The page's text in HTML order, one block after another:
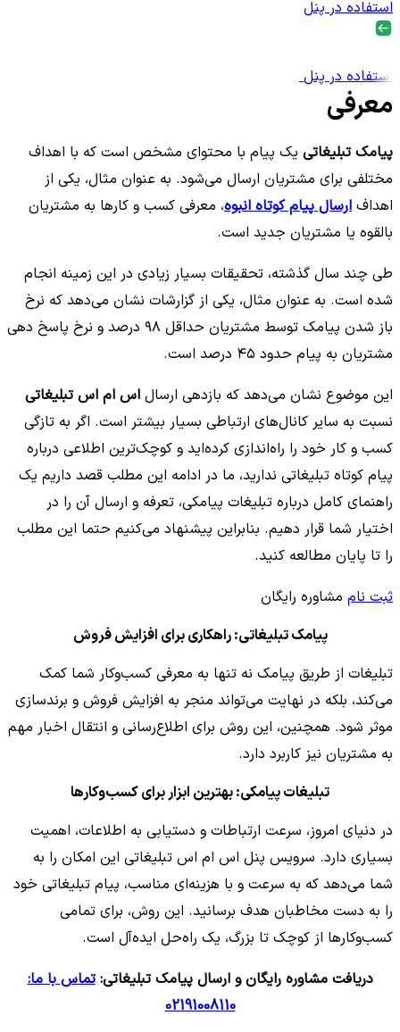
استفاده در پنل
استفاده در پنل
معرفی
پیامک تبلیغاتی یک پیام با محتوای مشخص است که با اهداف
مختلفی برای مشتریان ارسال می‌شود. به عنوان مثال، یکی از
اهداف ارسال پیام کوتاه انبوه، معرفی کسب و کارها به مشتریان
بالقوه یا مشتریان جدید است.
طی چند سال گذشته، تحقیقات بسیار زیادی در این زمینه انجام
شده است. به عنوان مثال، یکی از گزارشات نشان می‌دهد که نرخ
باز شدن پیامک توسط مشتریان حداقل ۹۸ درصد و نرخ پاسخ دهی
مشتریان به پیام حدود ۴۵ درصد است.
این موضوع نشان می‌دهد که بازدهی ارسال اس ام اس تبلیغاتی
نسبت به سایر کانال‌های ارتباطی بسیار بیشتر است. اگر به تازگی
کسب و کار خود را راه‌اندازی کرده‌اید و کوچک‌ترین اطلاعی درباره
پیام کوتاه تبلیغاتی ندارید، ما در ادامه این مطلب قصد داریم یک
راهنمای کامل درباره تبلیغات پیامکی، تعرفه و ارسال آن را در
اختیار شما قرار دهیم. بنابراین پیشنهاد می‌کنیم حتما این مطلب
را تا پایان مطالعه کنید.
ثبت نام مشاوره رایگان
پیامک تبلیغاتی: راهکاری برای افزایش فروش
تبلیغات از طریق پیامک نه تنها به معرفی کسب‌وکار شما کمک
می‌کند، بلکه در نهایت می‌تواند منجر به افزایش فروش و برندسازی
موثر شود. همچنین، این روش برای اطلاع‌رسانی و انتقال اخبار مهم
به مشتریان نیز کاربرد دارد.
تبلیغات پیامکی: بهترین ابزار برای کسب‌و‌کارها
در دنیای امروز، سرعت ارتباطات و دستیابی به اطلاعات، اهمیت
بسیاری دارد. سرویس پنل اس ام اس تبلیغاتی این امکان را به
شما می‌دهد که به سرعت و با هزینه‌ای مناسب، پیام تبلیغاتی خود
را به دست مخاطبان هدف برسانید. این روش، برای تمامی
کسب‌وکارها از کوچک تا بزرگ، یک راه‌حل ایده‌آل است.
دریافت مشاوره رایگان و ارسال پیامک تبلیغاتی:تماس با ما:
02191008110